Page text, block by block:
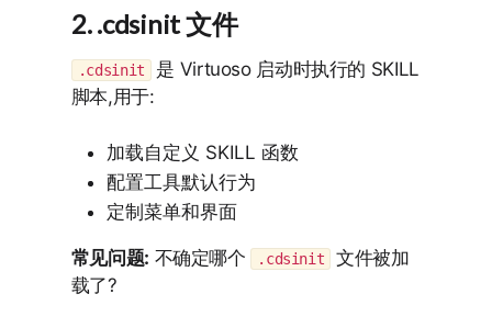
2. .cdsinit 文件
.cdsinit
是 Virtuoso 启动时执行的 SKILL
脚本,用于:
加载自定义 SKILL 函数
配置工具默认行为
定制菜单和界面
常见问题: 不确定哪个 .cdsinit
文件被加
载了?